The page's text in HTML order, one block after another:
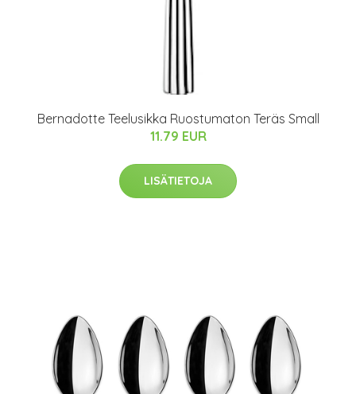
Bernadotte Teelusikka Ruostumaton Teräs Small
11.79 EUR
LISÄTIETOJA